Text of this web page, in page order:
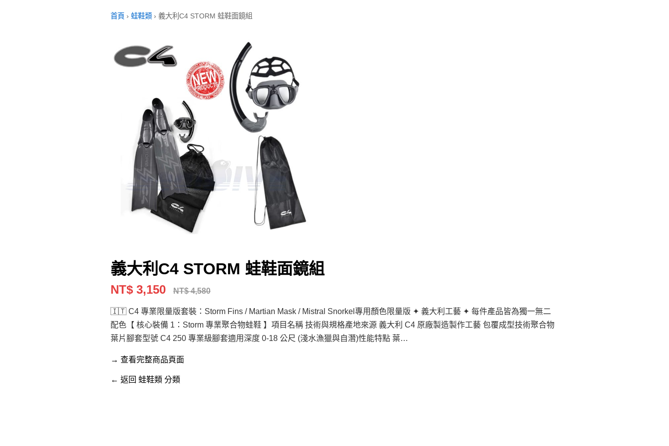
首頁 › 蛙鞋類 › 義大利C4 STORM 蛙鞋面鏡組
義大利C4 STORM 蛙鞋面鏡組
NT$ 3,150 NT$ 4,580
🇮🇹 C4 專業限量版套裝：Storm Fins / Martian Mask / Mistral Snorkel專用顏色限量版 ✦ 義大利工藝 ✦ 每件產品皆為獨一無二
配色【 核心裝備 1：Storm 專業聚合物蛙鞋 】項目名稱 技術與規格產地來源 義大利 C4 原廠製造製作工藝 包覆成型技術聚合物
葉片腳套型號 C4 250 專業級腳套適用深度 0-18 公尺 (淺水漁獵與自潛)性能特點 葉…
→ 查看完整商品頁面
← 返回 蛙鞋類 分類